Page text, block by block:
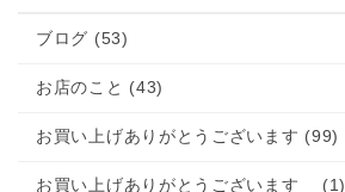
ブログ (53)
お店のこと (43)
お買い上げありがとうございます (99)
お買い上げありがとうございます (1)